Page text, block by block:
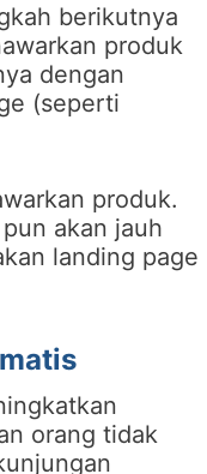
berikutnya
produk
dengan
(seperti
produk.
akan jauh
landing page
orang tidak